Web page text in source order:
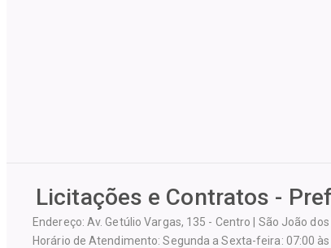
Licitações e Contratos -
Endereço: Av. Getúlio Vargas, 135 - Centro | São João
Horário de Atendimento: Segunda a Sexta-feira: 07:00 às